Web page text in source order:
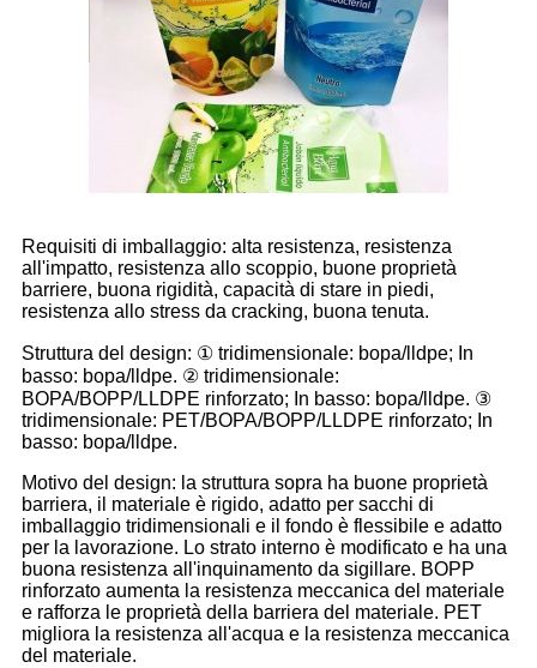
Requisiti di imballaggio: alta resistenza, resistenza
all'impatto, resistenza allo scoppio, buone proprietà
barriere, buona rigidità, capacità di stare in piedi,
resistenza allo stress da cracking, buona tenuta.
Struttura del design: ① tridimensionale: bopa/lldpe; In
basso: bopa/lldpe. ② tridimensionale:
BOPA/BOPP/LLDPE rinforzato; In basso: bopa/lldpe. ③
tridimensionale: PET/BOPA/BOPP/LLDPE rinforzato; In
basso: bopa/lldpe.
Motivo del design: la struttura sopra ha buone proprietà
barriera, il materiale è rigido, adatto per sacchi di
imballaggio tridimensionali e il fondo è flessibile e adatto
per la lavorazione. Lo strato interno è modificato e ha una
buona resistenza all'inquinamento da sigillare. BOPP
rinforzato aumenta la resistenza meccanica del materiale
e rafforza le proprietà della barriera del materiale. PET
migliora la resistenza all'acqua e la resistenza meccanica
del materiale.